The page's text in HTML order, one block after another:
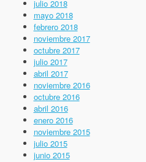
julio 2018
mayo 2018
febrero 2018
noviembre 2017
octubre 2017
julio 2017
abril 2017
noviembre 2016
octubre 2016
abril 2016
enero 2016
noviembre 2015
julio 2015
junio 2015